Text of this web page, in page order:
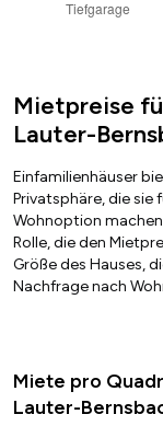
Mietpreise
Lauter-
Einfamilienhäuser
Privatsphäre, die sie
Wohnoption
Rolle, die den
Größe des Hauses,
Nachfrage nach
Miete pro
Lauter-